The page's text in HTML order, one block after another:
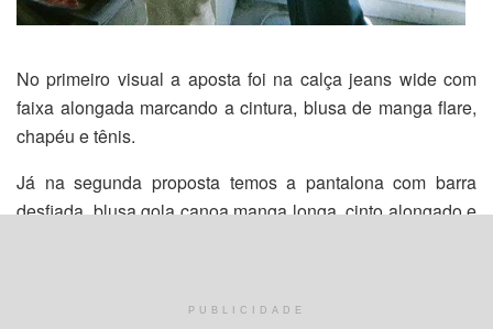
No primeiro visual a aposta foi na calça jeans wide com
faixa alongada marcando a cintura, blusa de manga flare,
chapéu e tênis.
Já na segunda proposta temos a pantalona com barra
desfiada, blusa gola canoa manga longa, cinto alongado e
PUBLICIDADE